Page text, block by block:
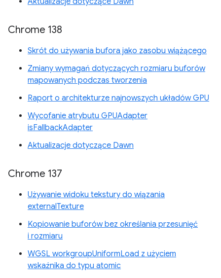
Chrome 138
Skrót do używania bufora jako zasobu wiążącego
Zmiany wymagań dotyczących rozmiaru buforów
mapowanych podczas tworzenia
Raport o architekturze najnowszych układów GPU
Wycofanie atrybutu GPUAdapter
isFallbackAdapter
Aktualizacje dotyczące Dawn
Chrome 137
Używanie widoku tekstury do wiązania
externalTexture
Kopiowanie buforów bez określania przesunięć
i rozmiaru
WGSL workgroupUniformLoad z użyciem
wskaźnika do typu atomic